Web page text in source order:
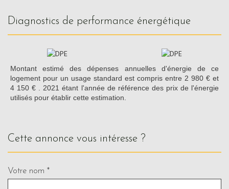
diagnostics de performance énergétique
Montant estimé des dépenses annuelles d'énergie de ce
logement pour un usage standard est compris entre 2 980 € et
4 150 € . 2021 étant l'année de référence des prix de l'énergie
utilisés pour établir cette estimation.
cette annonce vous intéresse ?
Votre nom *